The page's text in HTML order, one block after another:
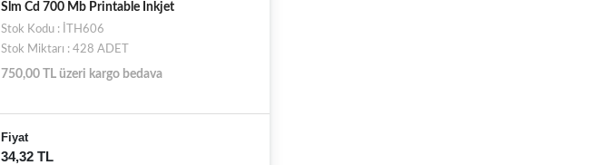
Slm Cd 700 Mb Printable İnkjet
Stok Kodu : İTH606
Stok Miktarı : 428 ADET
750,00 TL üzeri kargo bedava
Fiyat
34,32 TL